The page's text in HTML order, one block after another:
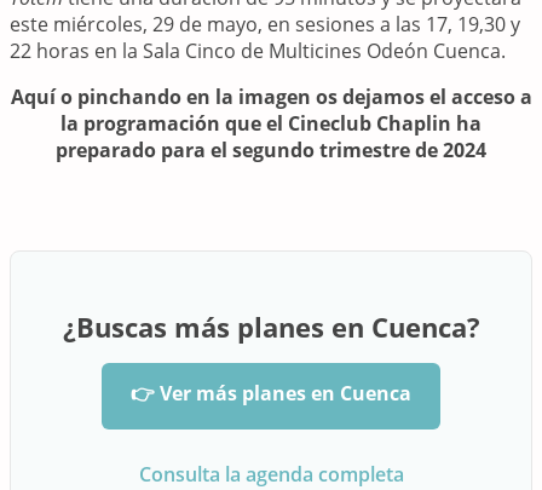
este miércoles, 29 de mayo, en sesiones a las 17, 19,30 y
22 horas en la Sala Cinco de Multicines Odeón Cuenca.
Aquí o pinchando en la imagen os dejamos el acceso a
la programación que el Cineclub Chaplin ha
preparado para el segundo trimestre de 2024
¿Buscas más planes en Cuenca?
👉 Ver más planes en Cuenca
Consulta la agenda completa